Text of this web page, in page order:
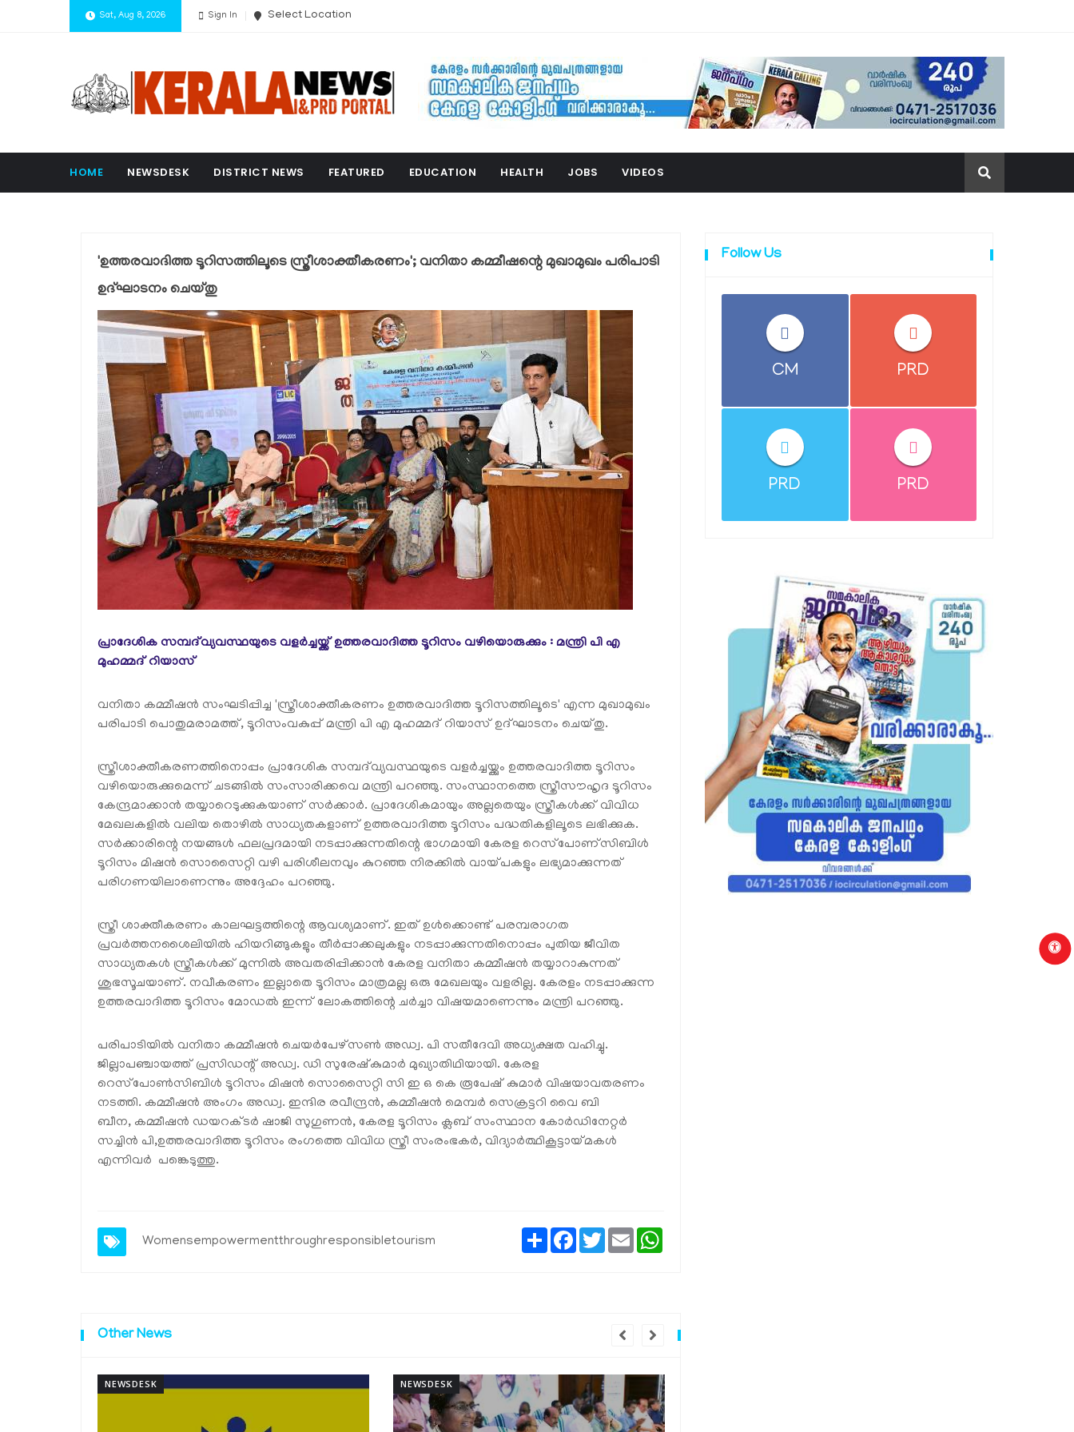
Sat, Aug 8, 2026 Sign In Select Location
HOME NEWSDESK DISTRICT NEWS FEATURED EDUCATION HEALTH JOBS VIDEOS
'ഉത്തരവാദിത്ത ടൂറിസത്തിലൂടെ സ്ത്രീശാക്തീകരണം'; വനിതാ കമ്മീഷന്റെ മുഖാമുഖം പരിപാടി
ഉദ്ഘാടനം ചെയ്തു
പ്രാദേശിക സമ്പദ്‌വ്യവസ്ഥയുടെ വളർച്ചയ്ക്ക് ഉത്തരവാദിത്ത ടൂറിസം വഴിയൊരുക്കും : മന്ത്രി പി എ
മുഹമ്മദ് റിയാസ്
വനിതാ കമ്മീഷൻ സംഘടിപ്പിച്ച 'സ്ത്രീശാക്തീകരണം ഉത്തരവാദിത്ത ടൂറിസത്തിലൂടെ' എന്ന മുഖാമുഖം
പരിപാടി പൊതുമരാമത്ത്, ടൂറിസംവകുപ്പ് മന്ത്രി പി എ മുഹമ്മദ് റിയാസ് ഉദ്‌ഘാടനം ചെയ്തു.
സ്ത്രീശാക്തീകരണത്തിനൊപ്പം പ്രാദേശിക സമ്പദ്‌വ്യവസ്ഥയുടെ വളർച്ചയ്ക്കും ഉത്തരവാദിത്ത ടൂറിസം
വഴിയൊരുക്കുമെന്ന് ചടങ്ങിൽ സംസാരിക്കവെ മന്ത്രി പറഞ്ഞു. സംസ്ഥാനത്തെ സ്ത്രീസൗഹൃദ ടൂറിസം
കേന്ദ്രമാക്കാൻ തയ്യാറെടുക്കുകയാണ് സർക്കാർ. പ്രാദേശികമായും അല്ലതെയും സ്ത്രീകൾക്ക് വിവിധ
മേഖലകളിൽ വലിയ തൊഴിൽ സാധ്യതകളാണ് ഉത്തരവാദിത്ത ടൂറിസം പദ്ധതികളിലൂടെ ലഭിക്കുക.
സർക്കാരിന്റെ നയങ്ങൾ ഫലപ്രദമായി നടപ്പാക്കുന്നതിന്റെ ഭാഗമായി കേരള റെസ്‌പോണ്‌സിബിൾ
ടൂറിസം മിഷൻ സൊസൈറ്റി വഴി പരിശീലനവും കുറഞ്ഞ നിരക്കിൽ വായ്പകളും ലഭ്യമാക്കുന്നത്
പരിഗണയിലാണെന്നും അദ്ദേഹം പറഞ്ഞു.
സ്ത്രീ ശാക്തീകരണം കാലഘട്ടത്തിന്റെ ആവശ്യമാണ്. ഇത് ഉൾക്കൊണ്ട് പരമ്പരാഗത
പ്രവർത്തനശൈലിയിൽ ഹിയറിങ്ങുകളും തീർപ്പാക്കലുകളും നടപ്പാക്കുന്നതിനൊപ്പം പുതിയ ജീവിത
സാധ്യതകൾ സ്ത്രീകൾക്ക് മുന്നിൽ അവതരിപ്പിക്കാൻ കേരള വനിതാ കമ്മീഷൻ തയ്യാറാകുന്നത്
ശുഭസൂചയാണ്. നവീകരണം ഇല്ലാതെ ടൂറിസം മാത്രമല്ല ഒരു മേഖലയും വളരില്ല. കേരളം നടപ്പാക്കുന്ന
ഉത്തരവാദിത്ത ടൂറിസം മോഡൽ ഇന്ന് ലോകത്തിന്റെ ചർച്ചാ വിഷയമാണെന്നും മന്ത്രി പറഞ്ഞു.
പരിപാടിയിൽ വനിതാ കമ്മീഷൻ ചെയർപേഴ്‌സൺ അഡ്വ. പി സതീദേവി അധ്യക്ഷത വഹിച്ചു.
ജില്ലാപഞ്ചായത്ത് പ്രസിഡന്റ് അഡ്വ. ഡി സുരേഷ്‌കുമാർ മുഖ്യാതിഥിയായി. കേരള
റെസ്‌പോൺസിബിൾ ടൂറിസം മിഷൻ സൊസൈറ്റി സി ഇ ഒ കെ രൂപേഷ് കുമാർ വിഷയാവതരണം
നടത്തി. കമ്മീഷൻ അംഗം അഡ്വ. ഇന്ദിര രവീന്ദ്രൻ, കമ്മീഷൻ മെമ്പർ സെക്രട്ടറി വൈ ബി
ബീന, കമ്മീഷൻ ഡയറക്ടർ ഷാജി സുഗുണൻ, കേരള ടൂറിസം ക്ലബ് സംസ്ഥാന കോർഡിനേറ്റർ
സച്ചിൻ പി,ഉത്തരവാദിത്ത ടൂറിസം രംഗത്തെ വിവിധ സ്ത്രീ സംരംഭകർ, വിദ്യാർത്ഥികൂട്ടായ്മകൾ
എന്നിവർ പങ്കെടുത്തു.
Womensempowermentthroughresponsibletourism
ShareFacebook
TwitterEmail
Other News
NEWSDESK NEWSDESK
Follow Us
CM PRD
PRD PRD